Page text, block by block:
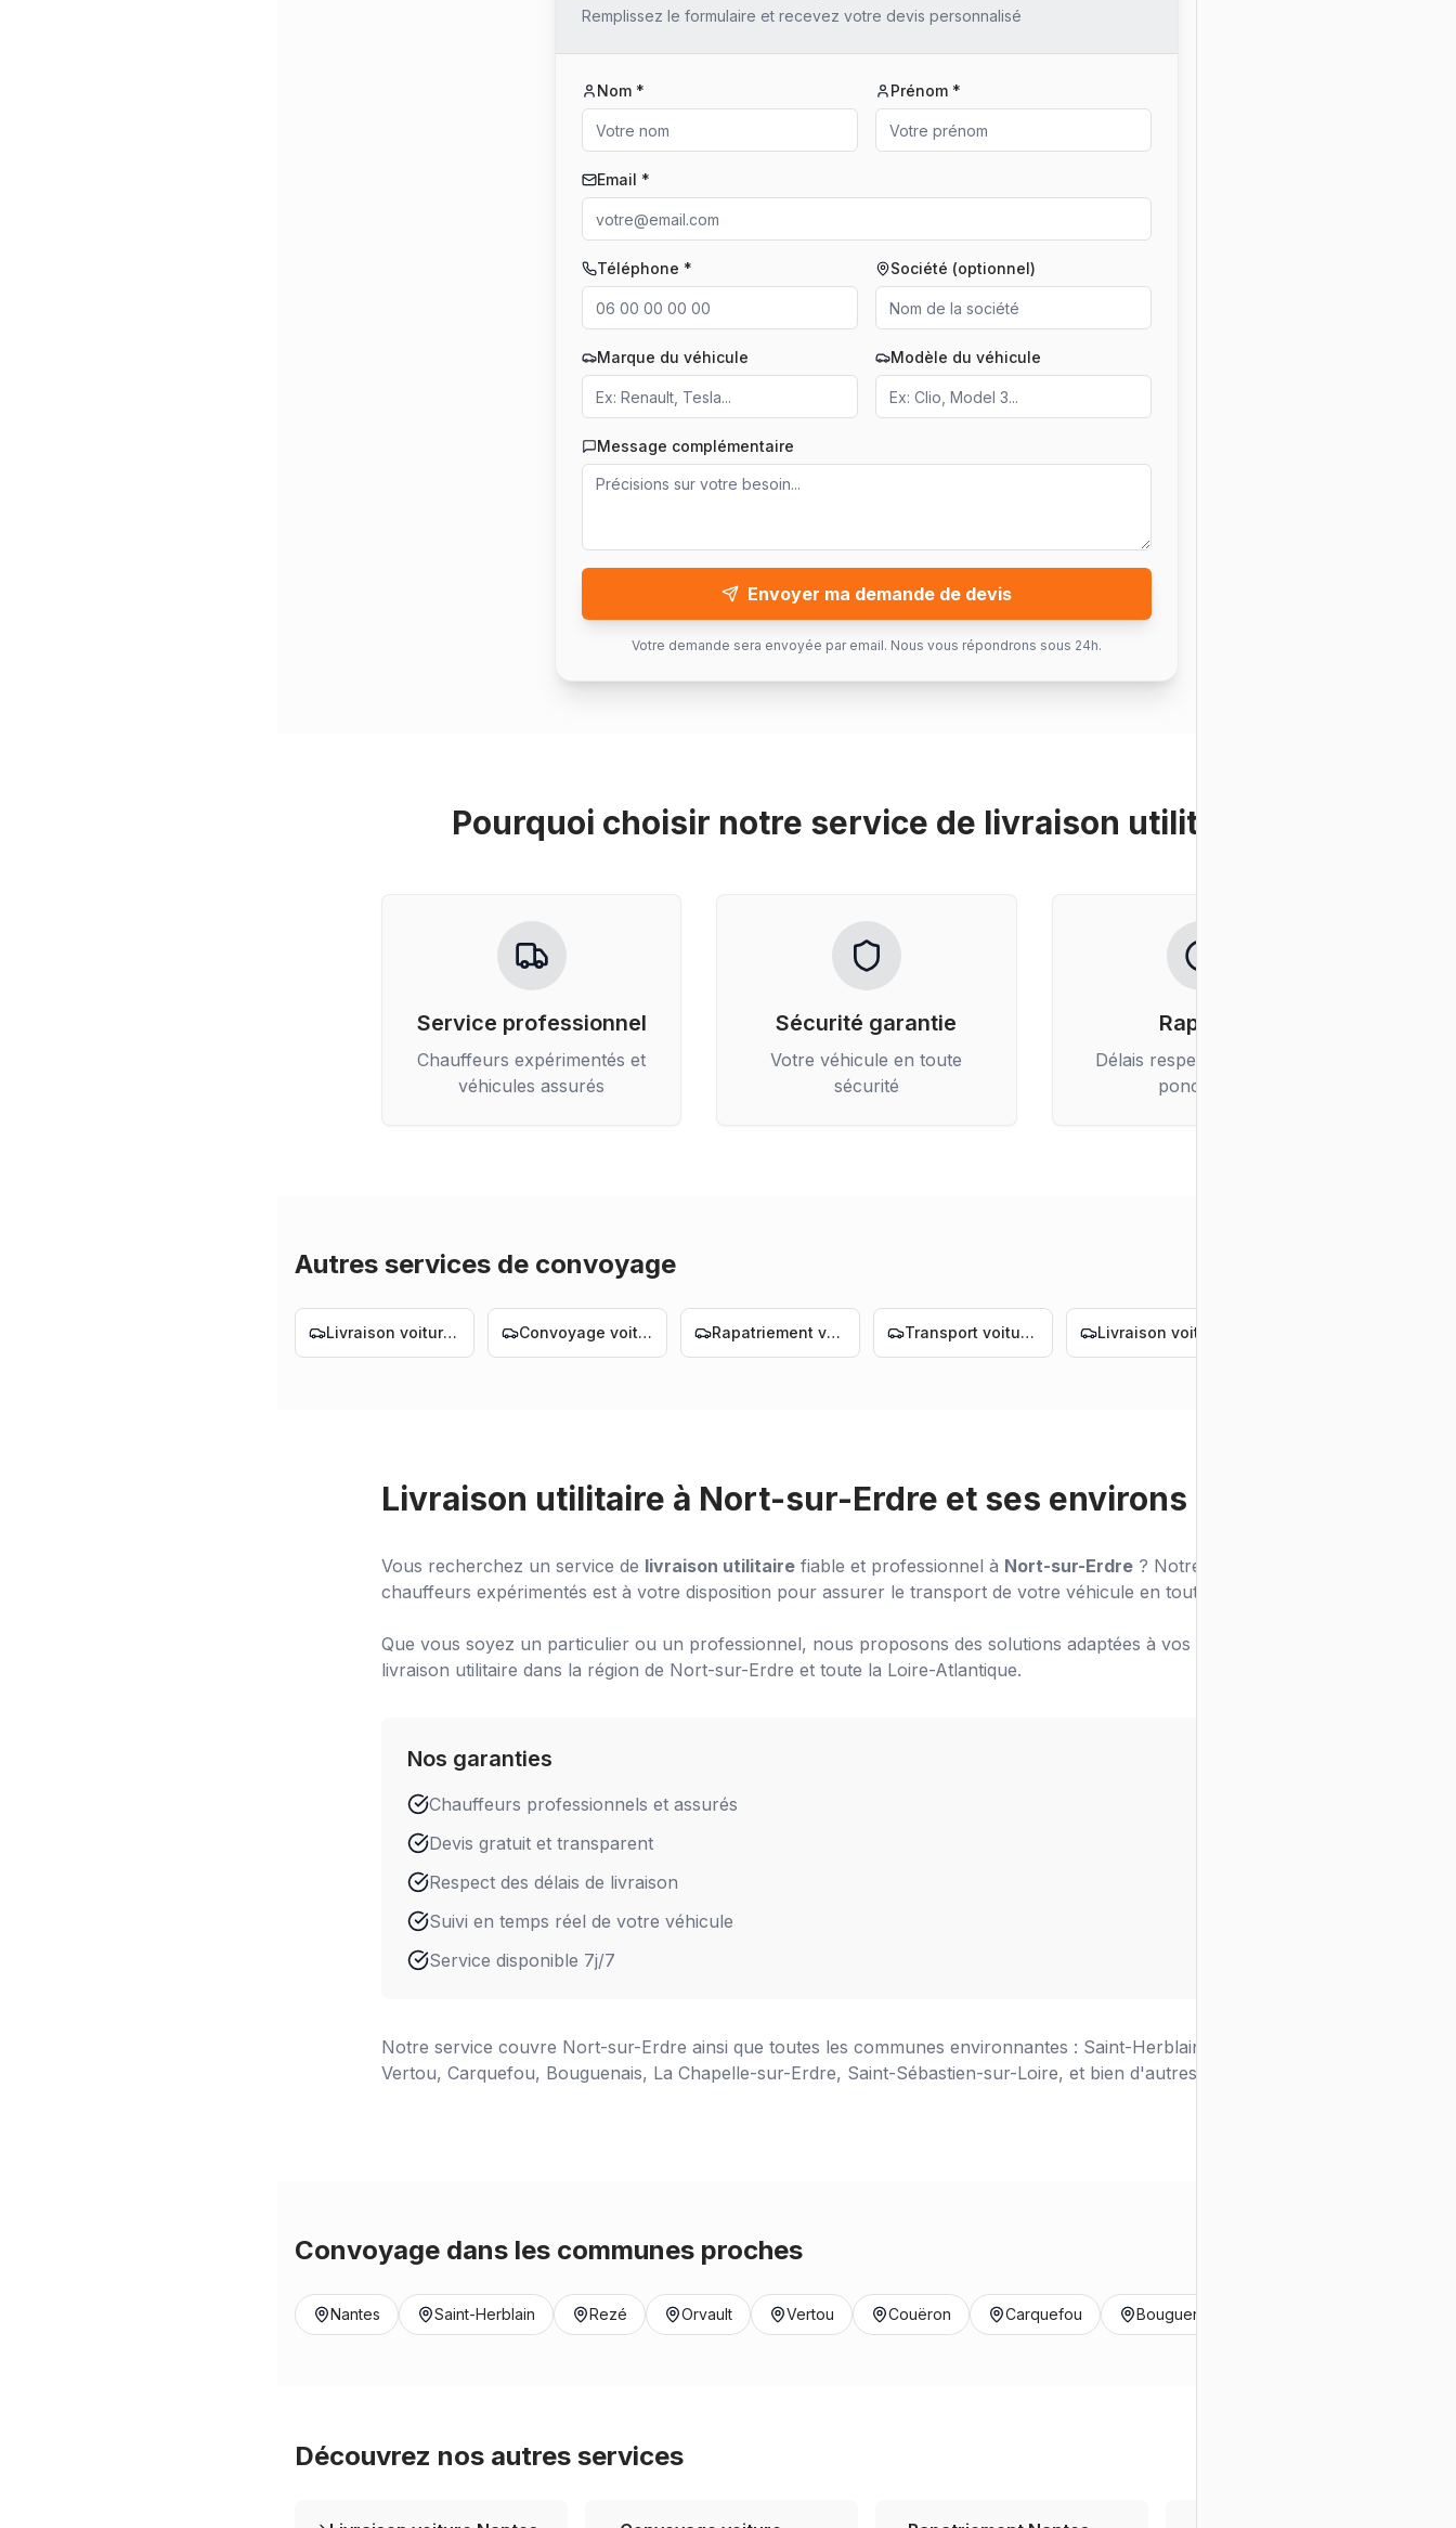
Remplissez le formulaire et recevez votre devis personnalisé
Nom * Prénom *
Email *
Téléphone * Société (optionnel)
Marque du véhicule Modèle du véhicule
Message complémentaire
Envoyer ma demande de devis
Votre demande sera envoyée par email. Nous vous répondrons sous 24h.
Pourquoi choisir notre service de livraison utilitaire
Service professionnel
Chauffeurs expérimentés et
véhicules assurés
Sécurité garantie
Votre véhicule en toute
sécurité
Rapidité
Délais respectés, livraison
ponctuelle
Autres services de convoyage
Livraison voiture Nantes Convoyage voiture Nantes Rapatriement voiture Nantes Transport voiture Nantes
Livraison utilitaire à Nort-sur-Erdre et ses environs
Vous recherchez un service de livraison utilitaire fiable et professionnel à Nort-sur-Erdre ? Notre équipe de
chauffeurs expérimentés est à votre disposition pour assurer le transport de votre véhicule en toute sécurité.
Que vous soyez un particulier ou un professionnel, nous proposons des solutions adaptées à vos besoins de
livraison utilitaire dans la région de Nort-sur-Erdre et toute la Loire-Atlantique.
Nos garanties
Chauffeurs professionnels et assurés
Devis gratuit et transparent
Respect des délais de livraison
Suivi en temps réel de votre véhicule
Service disponible 7j/7
Notre service couvre Nort-sur-Erdre ainsi que toutes les communes environnantes : Saint-Herblain, Rezé, Orvault,
Vertou, Carquefou, Bouguenais, La Chapelle-sur-Erdre, Saint-Sébastien-sur-Loire, et bien d'autres.
Convoyage dans les communes proches
Nantes Saint-Herblain Rezé Orvault Vertou Couëron Carquefou Bouguenais
Découvrez nos autres services